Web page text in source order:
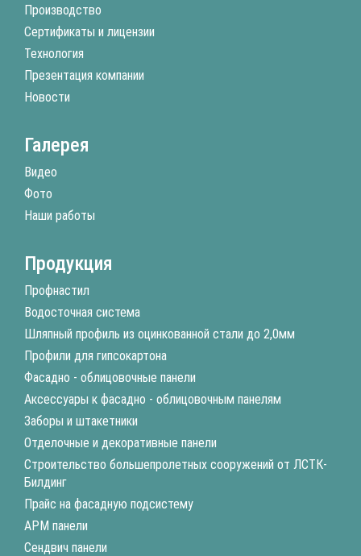
Производство
Сертификаты и лицензии
Технология
Презентация компании
Новости
Галерея
Видео
Фото
Наши работы
Продукция
Профнастил
Водосточная система
Шляпный профиль из оцинкованной стали до 2,0мм
Профили для гипсокартона
Фасадно - облицовочные панели
Аксессуары к фасадно - облицовочным панелям
Заборы и штакетники
Отделочные и декоративные панели
Строительство большепролетных сооружений от ЛСТК-
Билдинг
Прайс на фасадную подсистему
АРМ панели
Сендвич панели